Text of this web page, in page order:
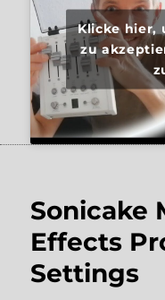
Klicke hier,
zu
Sonicake
Effects
Settings